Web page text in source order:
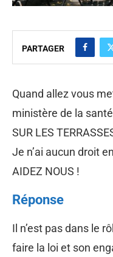
PARTAGER
Quand allez vous
ministère de la santé
SUR LES
Je n’ai aucun droit
AIDEZ NOUS !
Réponse
Il n’est pas dans le
faire la loi et son